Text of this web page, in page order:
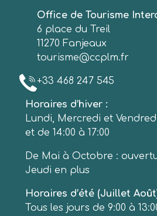
Office de Tourisme
6 place du Treil
11270 Fanjeaux
tourisme@ccplm.fr
+33 468 247 545
Horaires d’hiver :
Lundi, Mercredi et Vendredi
et de 14:00 à 17:00
De Mai à Octobre :
Jeudi en plus
Horaires d’été (Juillet
Tous les jours de 9:00 à